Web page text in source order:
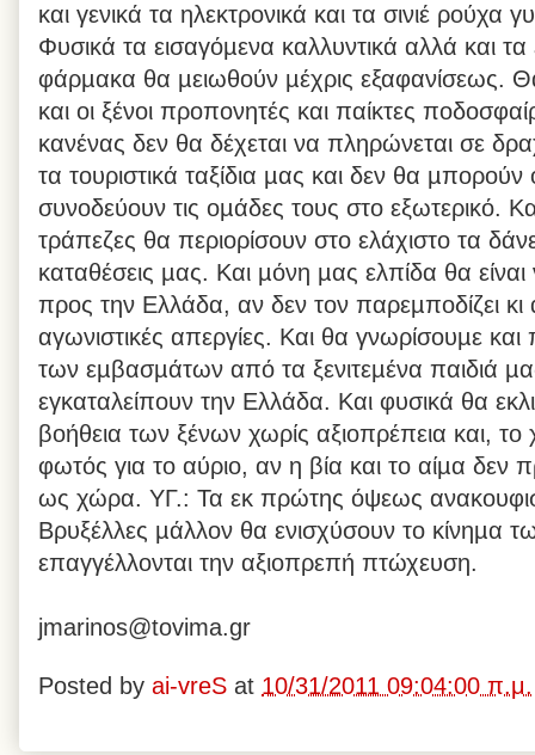
και γενικά τα ηλεκτρονικά και τα σινιέ ρούχα
Φυσικά τα εισαγόµενα καλλυντικά αλλά και
φάρµακα θα µειωθούν µέχρις εξαφανίσεως.
και οι ξένοι προπονητές και παίκτες
κανένας δεν θα δέχεται να πληρώνεται σε
τα τουριστικά ταξίδια µας και δεν θα µπορούν
συνοδεύουν τις οµάδες τους στο εξωτερικό.
τράπεζες θα περιορίσουν στο ελάχιστο τα
καταθέσεις µας. Και µόνη µας ελπίδα θα είναι
προς την Ελλάδα, αν δεν τον παρεµποδίζει
αγωνιστικές απεργίες. Και θα γνωρίσουµε
των εµβασµάτων από τα ξενιτεµένα παιδιά
εγκαταλείπουν την Ελλάδα. Και φυσικά θα
βοήθεια των ξένων χωρίς αξιοπρέπεια και, το
φωτός για το αύριο, αν η βία και το αίµα δεν
ως χώρα. ΥΓ.: Τα εκ πρώτης όψεως
Βρυξέλλες µάλλον θα ενισχύσουν το κίνηµα
επαγγέλλονται την αξιοπρεπή πτώχευση.
jmarinos@tovima.gr
Posted by ai-vreS at 10/31/2011 09:04:00 π.μ.